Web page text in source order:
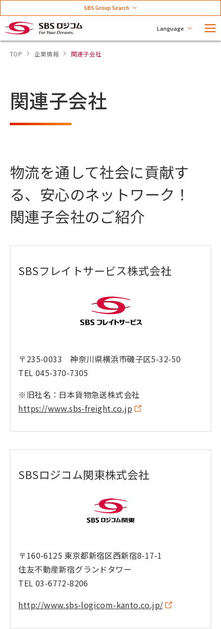
Language
SBS Group Search
TOP 企業情報 関連子会社
関連子会社
物流を通して社会に貢献す
る、安心のネットワーク！
関連子会社のご紹介
SBSフレイトサービス株式会社
〒235-0033 神奈川県横浜市磯子区5-32-50
TEL 045-370-7305
※旧社名：日本貨物急送株式会社
https://www.sbs-freight.co.jp
SBSロジコム関東株式会社
〒160-6125 東京都新宿区西新宿8-17-1
住友不動産新宿グランドタワー
TEL 03-6772-8206
http://www.sbs-logicom-kanto.co.jp/